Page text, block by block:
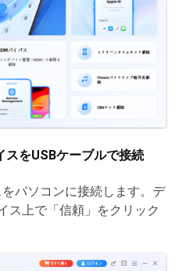
スをUSBケーブルで接続
パソコンに接続します。デ
ス上で「信頼」をクリック